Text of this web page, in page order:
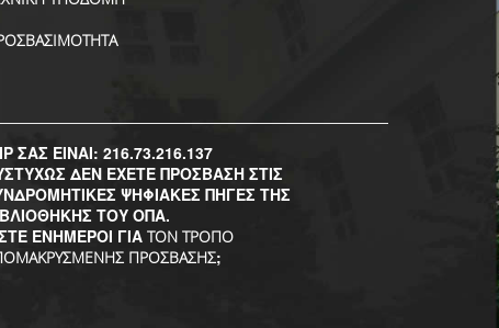
ΣΑΣ ΕΙΝΑΙ: 216.73.216.137
ΔΕΝ ΕΧΕΤΕ ΠΡΟΣΒΑΣΗ ΣΤΙΣ
ΨΗΦΙΑΚΕΣ ΠΗΓΕΣ ΤΗΣ
ΤΟΥ ΟΠΑ.
ΕΝΗΜΕΡΟΙ ΓΙΑ ΤΟΝ ΤΡΟΠΟ
ΠΡΟΣΒΑΣΗΣ;